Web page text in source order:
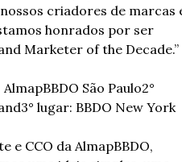
criadores de marcas
honrados por ser
Marketer of the Decade.”
AlmapBBDO São Paulo2°
3° lugar: BBDO New York
e CCO da AlmapBBDO,